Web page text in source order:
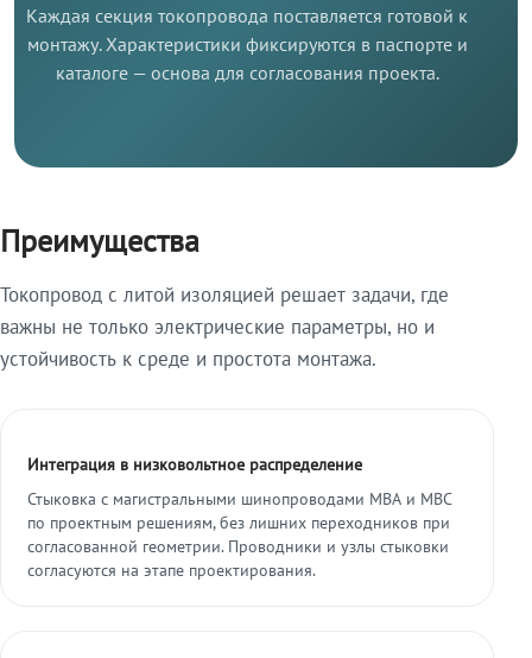
Каждая секция токопровода поставляется готовой к
монтажу. Характеристики фиксируются в паспорте и
каталоге — основа для согласования проекта.
Преимущества
Токопровод с литой изоляцией решает задачи, где
важны не только электрические параметры, но и
устойчивость к среде и простота монтажа.
Интеграция в низковольтное распределение
Стыковка с магистральными шинопроводами МВА и МВС
по проектным решениям, без лишних переходников при
согласованной геометрии. Проводники и узлы стыковки
согласуются на этапе проектирования.